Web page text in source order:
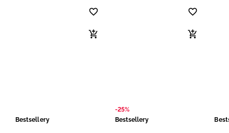
Bestsellery
-25%
Bestsellery